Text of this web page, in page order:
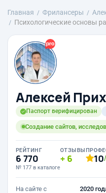
Главная Фрилансеры
Психологические основы
Алексей
Паспорт верифицирован
Создание сайтов,
РЕЙТИНГ
6 770
№ 177 в каталоге
ОТЗЫВЫ
6 10
На сайте с 2020